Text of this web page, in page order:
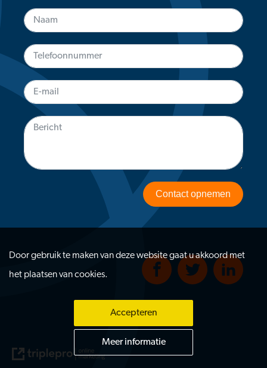
Contact opnemen
Door gebruik te maken van deze website gaat u akkoord met
het plaatsen van cookies.
Accepteren
Meer informatie